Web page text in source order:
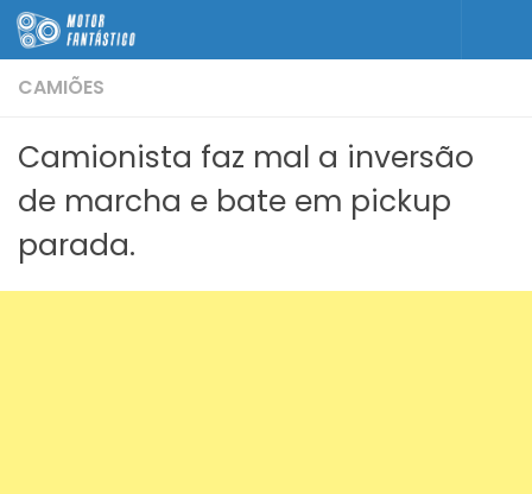
Skip to content
CAMIÕES
Camionista faz mal a inversão
de marcha e bate em pickup
parada.